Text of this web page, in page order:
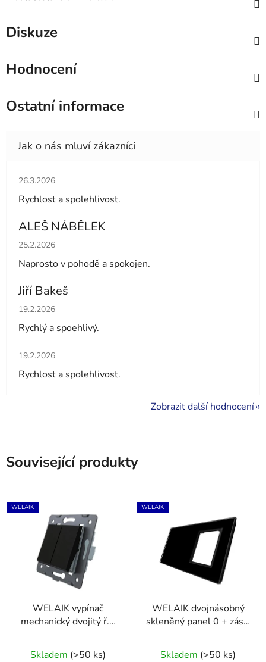
Diskuze
Hodnocení
Ostatní informace
Hodnocení obchodu je 5 z 5 hvězdiček.
26.3.2026
Rychlost a spolehlivost.
ALEŠ NÁBĚLEK
Hodnocení obchodu je 5 z 5 hvězdiček.
25.2.2026
Naprosto v pohodě a spokojen.
Jiří Bakeš
Hodnocení obchodu je 5 z 5 hvězdiček.
19.2.2026
Rychlý a spoehlivý.
Hodnocení obchodu je 5 z 5 hvězdiček.
19.2.2026
Rychlost a spolehlivost.
Zobrazit další hodnocení
Související produkty
WELAIK
WELAIK vypínač
mechanický dvojitý ř.5
Skladem (>50 ks)
WELAIK
WELAIK dvojnásobný
skleněný panel 0 + zás -
Skladem (>50 ks)